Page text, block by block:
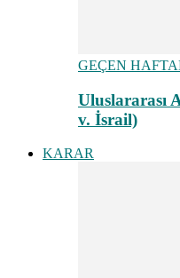
GEÇEN
Uluslararası
v. İsrail)
KARAR